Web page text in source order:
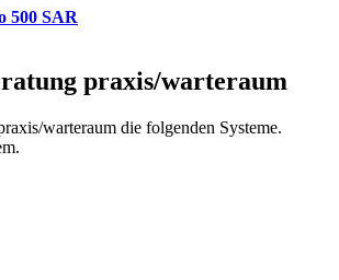
500 SAR
praxis/warteraum
warteraum die folgenden Systeme.